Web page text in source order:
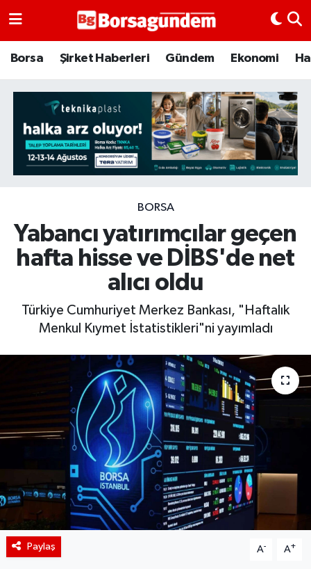
Borsa Şirket Haberleri Gündem Ekonomi
BORSA
Yabancı yatırımcılar geçen
hafta hisse ve DİBS'de net
alıcı oldu
Türkiye Cumhuriyet Merkez Bankası, "Haftalık
Menkul Kıymet İstatistikleri"ni yayımladı
Paylaş A- A+
Borsa
Emtia
Galeri
Bitcoin
Şirket Haberleri
BIST 100 Isı Haritası
Coin Isı Haritası
Ekonomik Takvim
Kiripto Para Piyasası
Gizlilik Sözleşmesi
Hakkımızda
İletişim